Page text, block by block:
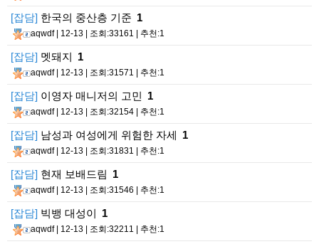
[잡담] 한국의 중산층 기준 1
aqwdf| 12-13 | 조회:33161 | 추천:1
[잡담] 멧돼지 1
aqwdf| 12-13 | 조회:31571 | 추천:1
[잡담] 이영자 매니저의 고민 1
aqwdf| 12-13 | 조회:32154 | 추천:1
[잡담] 남성과 여성에게 위험한 자세 1
aqwdf| 12-13 | 조회:31831 | 추천:1
[잡담] 현재 보배드림 1
aqwdf| 12-13 | 조회:31546 | 추천:1
[잡담] 빅뱅 대성이 1
aqwdf| 12-13 | 조회:32211 | 추천:1